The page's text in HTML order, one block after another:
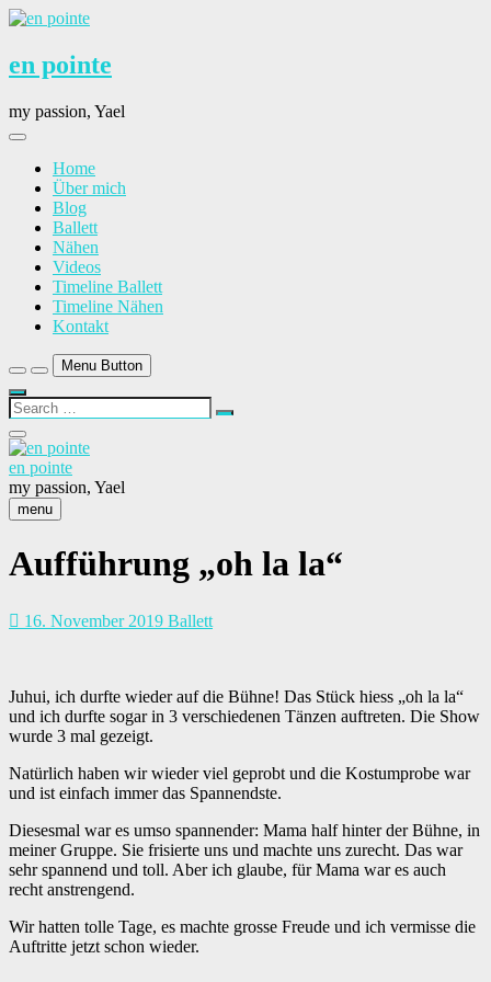
Skip
en pointe
my passion, Yael
Home
Über mich
Blog
Ballett
Nähen
Videos
Timeline Ballett
Timeline Nähen
Kontakt
Menu Button
Search
…
Close
Side
Menu
en pointe
my passion, Yael
menu
Aufführung „oh la la“
16. November 2019 Ballett
Juhui, ich durfte wieder auf die Bühne! Das Stück hiess „oh la la“
und ich durfte sogar in 3 verschiedenen Tänzen auftreten. Die Show
wurde 3 mal gezeigt.
Natürlich haben wir wieder viel geprobt und die Kostumprobe war
und ist einfach immer das Spannendste.
Diesesmal war es umso spannender: Mama half hinter der Bühne, in
meiner Gruppe. Sie frisierte uns und machte uns zurecht. Das war
sehr spannend und toll. Aber ich glaube, für Mama war es auch
recht anstrengend.
Wir hatten tolle Tage, es machte grosse Freude und ich vermisse die
Auftritte jetzt schon wieder.